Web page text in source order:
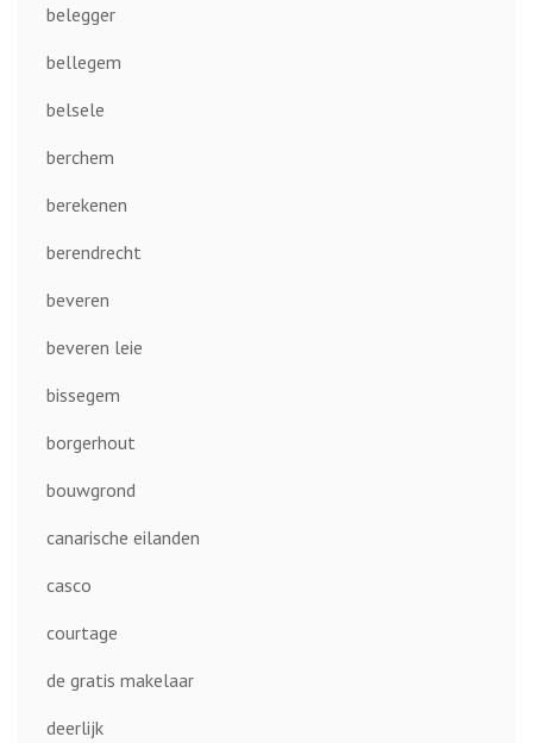
belegger
bellegem
belsele
berchem
berekenen
berendrecht
beveren
beveren leie
bissegem
borgerhout
bouwgrond
canarische eilanden
casco
courtage
de gratis makelaar
deerlijk